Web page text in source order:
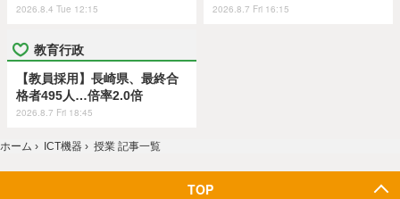
2026.8.4 Tue 12:15 2026.8.7 Fri 16:15
教育行政
【教員採用】長崎県、最終合
格者495人…倍率2.0倍
2026.8.7 Fri 18:45
ホーム › ICT機器 › 授業 記事一覧
TOP